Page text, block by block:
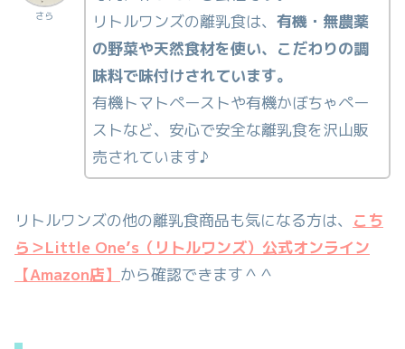
さら
リトルワンズの離乳食は、 有機・無農薬
の野菜や天然食材を使い、こだわりの調
味料で味付けされています。
有機トマトペーストや有機かぼちゃペー
ストなど、安心で安全な離乳食を沢山販
売されています♪
リトルワンズの他の離乳食商品も気になる方は、 こち
ら＞Little One’s（リトルワンズ）公式オンライン
【Amazon店】 から確認できます＾＾